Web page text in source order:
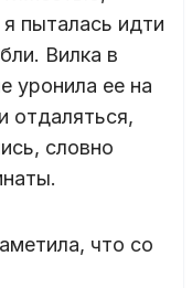
пыталась идти
Вилка в
уронила ее на
отдаляться,
словно
что со